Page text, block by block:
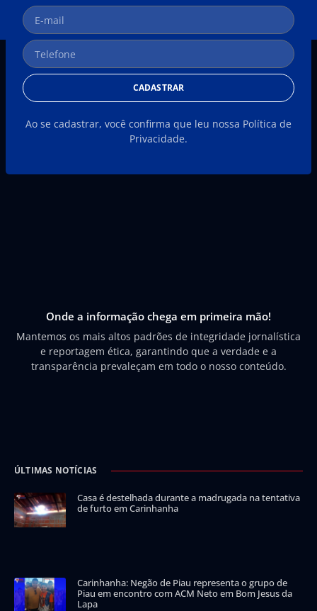
CADASTRAR
Ao se cadastrar, você confirma que leu nossa Política de
Privacidade.
Onde a informação chega em primeira mão!
Mantemos os mais altos padrões de integridade jornalística
e reportagem ética, garantindo que a verdade e a
transparência prevaleçam em todo o nosso conteúdo.
ÚLTIMAS NOTÍCIAS
Casa é destelhada durante a madrugada na tentativa
de furto em Carinhanha
Carinhanha: Negão de Piau representa o grupo de
Piau em encontro com ACM Neto em Bom Jesus da
Lapa